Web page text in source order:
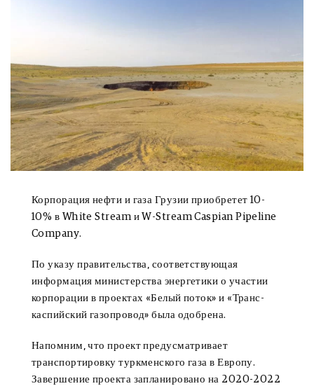
Корпорация нефти и газа Грузии приобретет 10-
10% в White Stream и W-Stream Caspian Pipeline
Company.
По указу правительства, соответствующая
информация министерства энергетики о участии
корпорации в проектах «Белый поток» и «Транс-
каспийский газопровод» была одобрена.
Напомним, что проект предусматривает
транспортировку туркменского газа в Европу.
Завершение проекта запланировано на 2020-2022